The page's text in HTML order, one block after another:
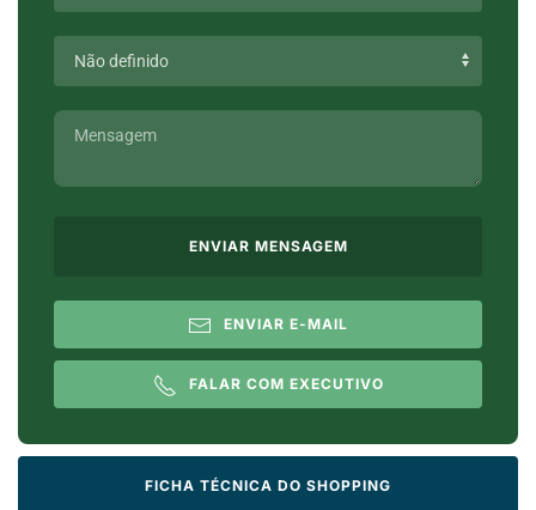
ENVIAR MENSAGEM
ENVIAR E-MAIL
FALAR COM EXECUTIVO
FICHA TÉCNICA DO SHOPPING